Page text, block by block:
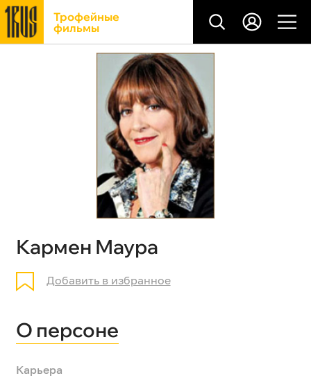
Трофейные
фильмы
Кармен Маура
Добавить в избранное
О персоне
Карьера